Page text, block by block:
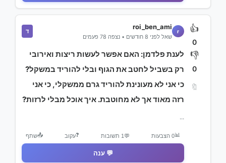
👍
0
👎
0
🔖
r
roi_ben_ami
שאל לפני 8 חודשים • נצפה 78 פעמים
ד
לענת פלדמן: האם אפשר לעשות ריצות ואירובי
רק בשביל לחטב את הגוף ובלי להוריד במשקל?
כי אני לא מעונינת להוריד גרם ממשקלי, כי אני
רזה מאוד אך לא מחוטבת. איך אוכל מבלי לרזות?
...
📊0 הצבעות 💬 1 תשובות ❓עקוב 📤שתף
💬 ענה